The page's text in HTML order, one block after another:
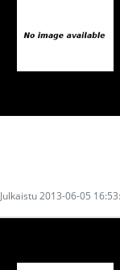
Julkaistu 2013-06-05